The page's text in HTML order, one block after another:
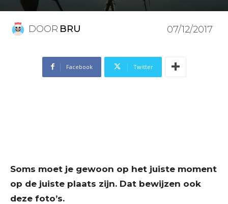
DOOR BRU 07/12/2017
Facebook Twitter
Soms moet je gewoon op het juiste moment
op de juiste plaats zijn. Dat bewijzen ook
deze foto’s.